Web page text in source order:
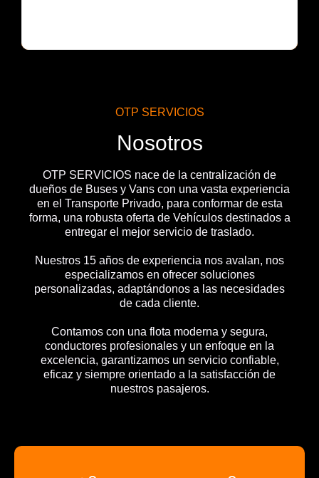
OTP SERVICIOS
Nosotros
OTP SERVICIOS nace de la centralización de
dueños de Buses y Vans con una vasta experiencia
en el Transporte Privado, para conformar de esta
forma, una robusta oferta de Vehículos destinados a
entregar el mejor servicio de traslado.
Nuestros 15 años de experiencia nos avalan, nos
especializamos en ofrecer soluciones
personalizadas, adaptándonos a las necesidades
de cada cliente.
Contamos con una flota moderna y segura,
conductores profesionales y un enfoque en la
excelencia, garantizamos un servicio confiable,
eficaz y siempre orientado a la satisfacción de
nuestros pasajeros.